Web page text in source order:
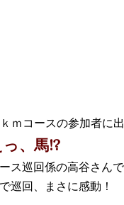
ｍコースの参加者に
、馬!?
ス巡回係の高谷さんで
巡回、まさに感動！